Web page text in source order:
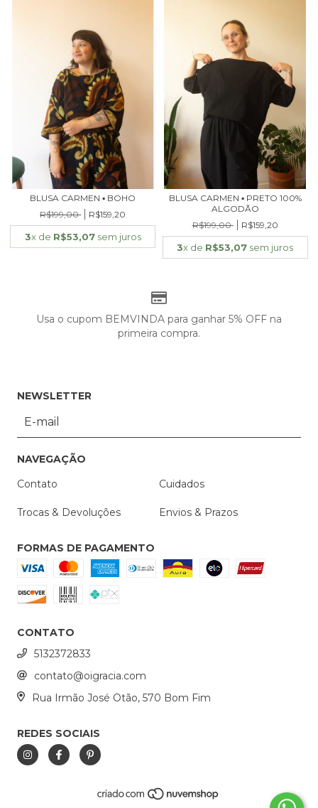
BLUSA CARMEN ▪ BOHO
R$199,00
R$159,20
3x de R$53,07sem juros
BLUSA CARMEN ▪ PRETO 100%
ALGODÃO
R$199,00
R$159,20
3x de R$53,07 sem juros
Usa o cupom BEMVINDA para ganhar 5% OFF na
primeira compra.
NEWSLETTER
NAVEGAÇÃO
Contato
Cuidados
Trocas & Devoluções Envios & Prazos
FORMAS DE PAGAMENTO
CONTATO
5132372833
contato@oigracia.com
Rua Irmão José Otão, 570 Bom Fim
REDES SOCIAIS